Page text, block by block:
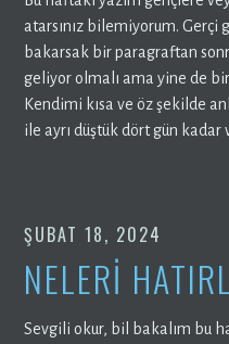
atarsınız bilemiyorum. Gerçi
bakarsak bir paragraftan
geliyor olmalı ama yine de
Kendimi kısa ve öz şekilde
ile ayrı düştük dört gün
ŞUBAT 18, 2024
NELERİ
Sevgili okur, bil bakalım bu